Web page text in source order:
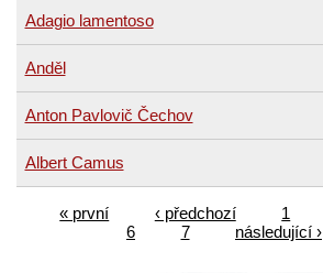
Adagio lamentoso
Anděl
Anton Pavlovič Čechov
Albert Camus
« první ‹ předchozí 1
6
7 následující ›